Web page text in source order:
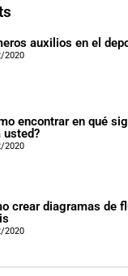
auxilios en el
2020
encontrar en qué
usted?
2020
crear diagramas de
2020